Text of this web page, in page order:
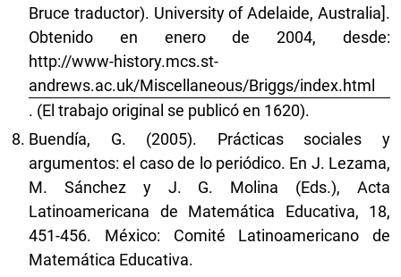
Bruce traductor). University of Adelaide, Australia].
Obtenido en enero de 2004, desde:
http://www-history.mcs.st-
andrews.ac.uk/Miscellaneous/Briggs/index.html
. (El trabajo original se publicó en 1620).
Buendía, G. (2005). Prácticas sociales y
argumentos: el caso de lo periódico. En J. Lezama,
M. Sánchez y J. G. Molina (Eds.), Acta
Latinoamericana de Matemática Educativa, 18,
451-456. México: Comité Latinoamericano de
Matemática Educativa.